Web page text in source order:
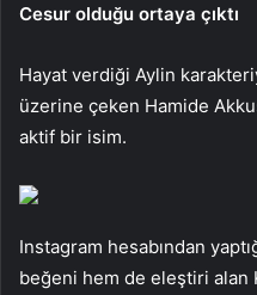
Cesur olduğu ortaya çıktı
Hayat verdiği Aylin
üzerine çeken Hamide
aktif bir isim.
Instagram hesabından
beğeni hem de eleştiri alan